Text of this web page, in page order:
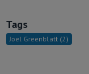
Tags
Joel Greenblatt (2)